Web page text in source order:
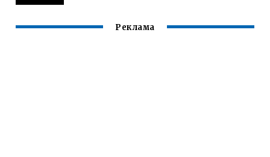
Реклама